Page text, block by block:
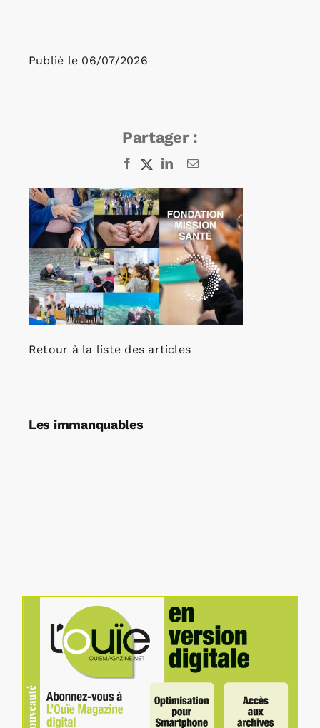
Publié le 06/07/2026
Partager :
Facebook
X LinkedInEmail
Retour à la liste des articles
Les immanquables